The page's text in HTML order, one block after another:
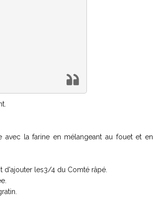
avec la farine en mélangeant au fouet et en
d'ajouter les3/4 du Comté râpé.